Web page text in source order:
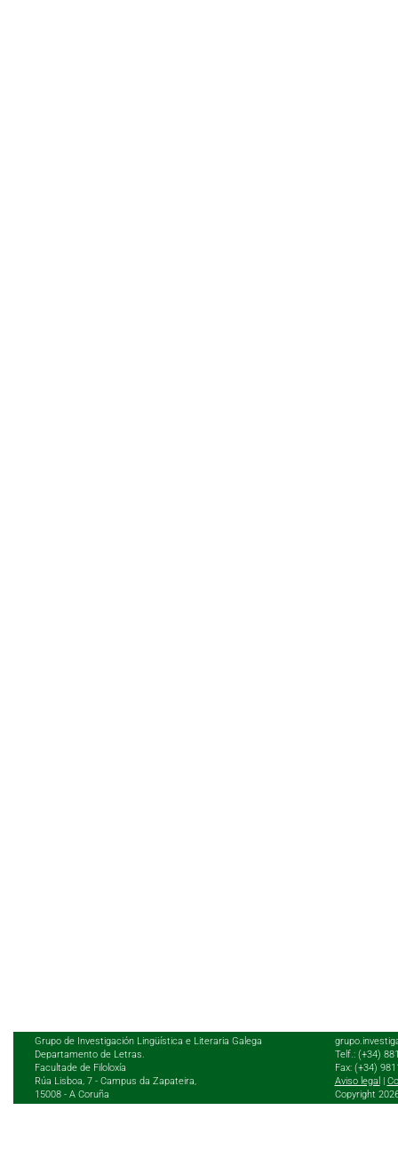
Grupo de Investigación Lingüística e Literaria Galega
Departamento de Letras.
Facultade de Filoloxía
Rúa Lisboa, 7 - Campus da Zapateira,
15008 - A Coruña
Telf.: (+34)
Fax: (+34)
Aviso legal
Copyright